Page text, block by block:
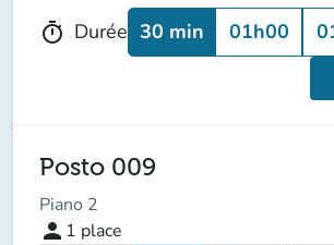
timer Durée 30 min 01h00
Posto 009
Piano 2
person 1 place